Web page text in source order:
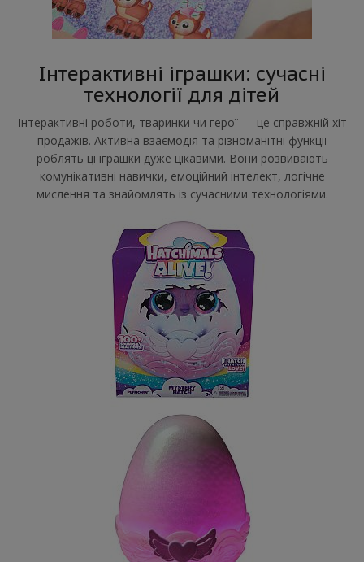
Інтерактивні іграшки: сучасні
технології для дітей
Інтерактивні роботи, тваринки чи герої — це справжній хіт
продажів. Активна взаємодія та різноманітні функції
роблять ці іграшки дуже цікавими. Вони розвивають
комунікативні навички, емоційний інтелект, логічне
мислення та знайомлять із сучасними технологіями.